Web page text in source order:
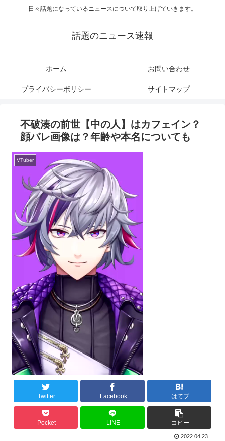
日々話題になっているニュースについて取り上げていきます。
話題のニュース速報
ホーム お問い合わせ
プライバシーポリシー サイトマップ
不破湊の前世【中の人】はカフェイン？
顔バレ画像は？年齢や本名についても
VTuber
Twitter Facebook はてブ
Pocket LINE コピー
2022.04.23